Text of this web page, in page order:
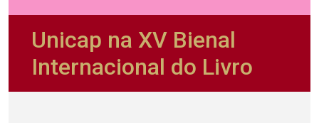
Unicap na XV Bienal
Internacional do Livro